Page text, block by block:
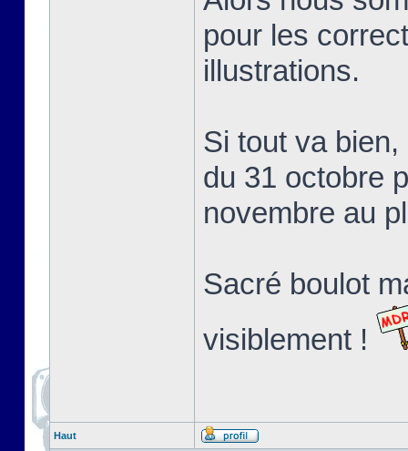
pour les
illustrations.
Si tout va
du 31 octobre
novembre au
Sacré boulot
visiblement !
Haut